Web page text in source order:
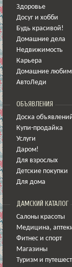
Здоровье
Досуг и хобби
Будь красивой!
Домашние дела
Недвижимость
Карьера
Домашние
АвтоЛеди
ОБЪЯВЛЕНИЯ
Доска
Купи-продайка
Услуги
Даром!
Для взрослых
Детские покупки
Для дома
ДАМСКИЙ КАТАЛОГ
Салоны красоты
Медицина,
Фитнес и спорт
Магазины
Туризм и